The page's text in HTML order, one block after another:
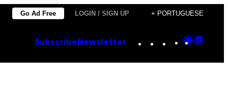
Go Ad Free LOGIN / SIGN UP + PORTUGUESE
Subscribe Newsletter Instagram
TikTok
YouTube
Google